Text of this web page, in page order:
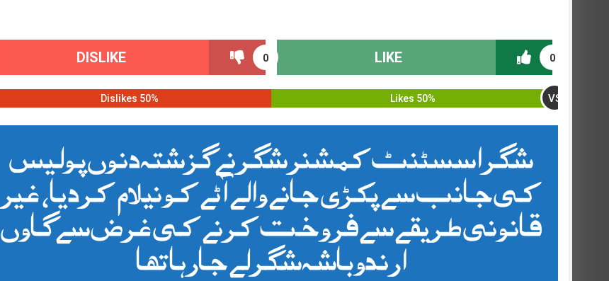
0
LIKE
0
DISLIKE
50% Likes VS
50% Dislikes
شگر اسسٹنٹ کمشنر شگر نے گزشتہ دنوں پولیس
کی جانب سے پکڑی جانے والے آٹے کو نیلام کردیا، غیر
قانونی طریقے سے فروخت کرنے کی غرض سے گاوں
ارندو باشہ شگر لے جارہا تھا